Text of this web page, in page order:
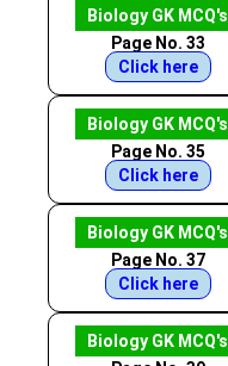
Biology GK MCQ's
Page No. 33
Click here
Biology GK MCQ's
Page No. 35
Click here
Biology GK MCQ's
Page No. 37
Click here
Biology GK MCQ's